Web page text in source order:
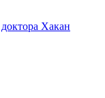
Хакан